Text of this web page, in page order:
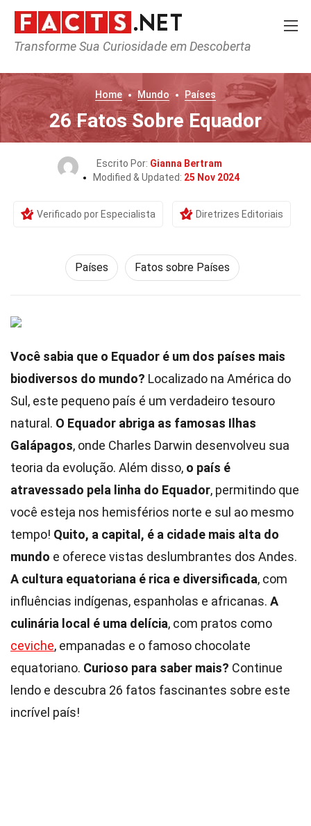
Transforme Sua Curiosidade em Descoberta
Home Mundo Países
26 Fatos Sobre Equador
Escrito Por: Gianna Bertram
Modified & Updated: 25 Nov 2024
Verificado por Especialista Diretrizes Editoriais
Países Fatos sobre Países
Você sabia que o Equador é um dos países mais
biodiversos do mundo? Localizado na América do
Sul, este pequeno país é um verdadeiro tesouro
natural. O Equador abriga as famosas Ilhas
Galápagos, onde Charles Darwin desenvolveu sua
teoria da evolução. Além disso, o país é
atravessado pela linha do Equador, permitindo que
você esteja nos hemisférios norte e sul ao mesmo
tempo! Quito, a capital, é a cidade mais alta do
mundo e oferece vistas deslumbrantes dos Andes.
A cultura equatoriana é rica e diversificada, com
influências indígenas, espanholas e africanas. A
culinária local é uma delícia, com pratos como
ceviche, empanadas e o famoso chocolate
equatoriano. Curioso para saber mais? Continue
lendo e descubra 26 fatos fascinantes sobre este
incrível país!